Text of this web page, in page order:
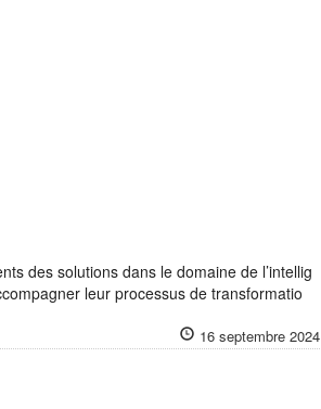
des solutions dans le domaine de l’intellig
leur processus de transformatio
16 septembre 2024